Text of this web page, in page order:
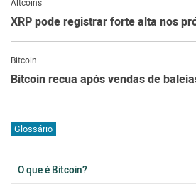
Altcoins
XRP pode registrar forte alta nos
Bitcoin
Bitcoin recua após vendas de
Glossário
O que é Bitcoin?